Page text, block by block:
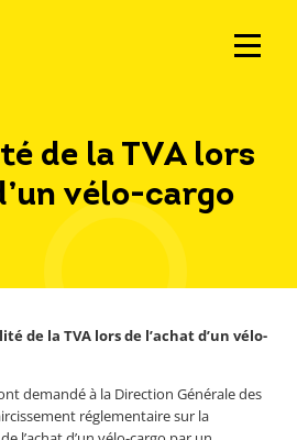
de la TVA lors
vélo-cargo
de la TVA lors de l’achat d’un vélo-
demandé à la Direction Générale des
réglementaire sur la